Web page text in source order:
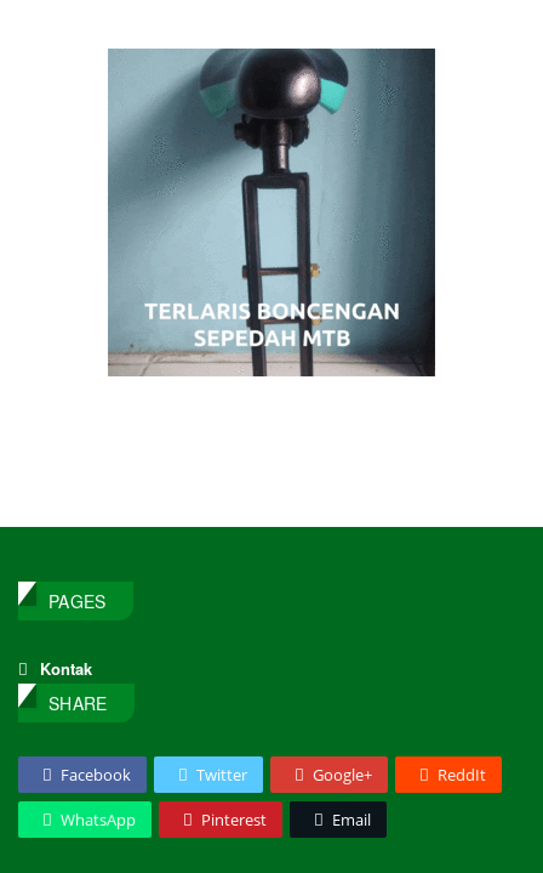
PAGES
Kontak
SHARE
Facebook Twitter Google+ ReddIt
WhatsApp Pinterest Email